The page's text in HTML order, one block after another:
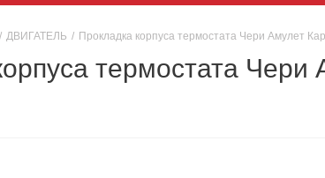
/ ДВИГАТЕЛЬ / Прокладка корпуса термостата Чери Амулет
термостата